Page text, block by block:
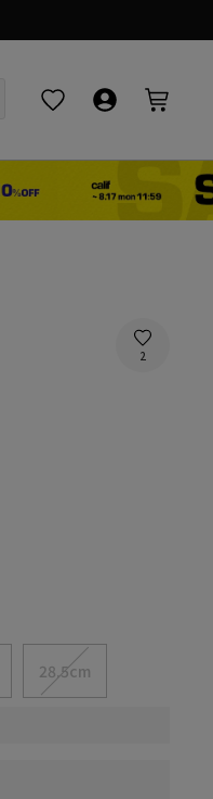
お気に入りログイン・
2
28.5cm